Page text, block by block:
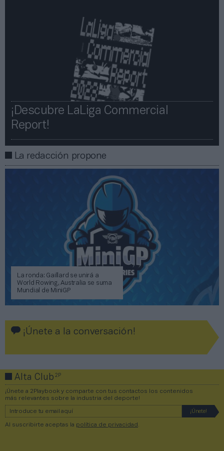
¡Descubre LaLiga Commercial
Report!​​
La redacción propone
La ronda: Gaillard se unirá a
World Rowing, Australia se suma
Mundial de MiniGP
¡Únete a la conversación!
Alta Club2P
¡Únete a 2Playbook y comparte con tus contactos los contenidos
más relevantes sobre la industria del deporte!
Al suscribirte aceptas la política de privacidad